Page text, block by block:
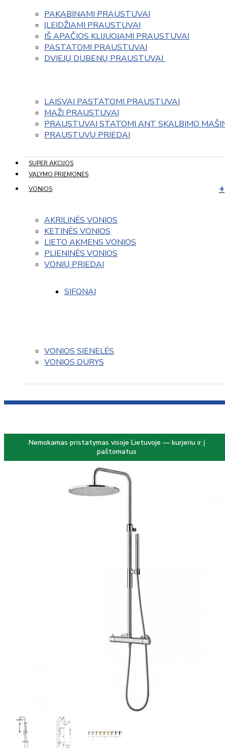
PAKABINAMI PRAUSTUVAI
ĮLEIDŽIAMI PRAUSTUVAI
IŠ APAČIOS KLIJUOJAMI PRAUSTUVAI
PASTATOMI PRAUSTUVAI
DVIEJŲ DUBENŲ PRAUSTUVAI
LAISVAI PASTATOMI PRAUSTUVAI
MAŽI PRAUSTUVAI
PRAUSTUVAI STATOMI ANT SKALBIMO
PRAUSTUVŲ PRIEDAI
SUPER AKCIJOS
VALYMO PRIEMONĖS
VONIOS
AKRILINĖS VONIOS
KETINĖS VONIOS
LIETO AKMENS VONIOS
PLIENINĖS VONIOS
VONIŲ PRIEDAI
SIFONAI
VONIOS SIENELĖS
VONIOS DURYS
Nemokamas pristatymas visoje Lietuvoje — kurjeriu ir į
paštomatus